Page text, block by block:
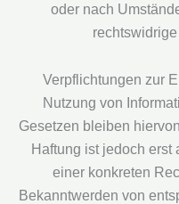
oder nach
Verpflichtungen zur
Nutzung von
Gesetzen bleiben
Haftung ist jedoch erst
einer konkreten
Bekanntwerden von